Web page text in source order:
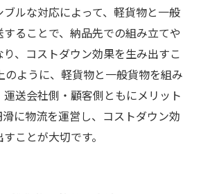
ルな対応によって、軽貨物と一般
ることで、納品先での組み立てや
、コストダウン効果を生み出すこ
のように、軽貨物と一般貨物を組み
送会社側・顧客側ともにメリット
に物流を運営し、コストダウン効
ことが大切です。